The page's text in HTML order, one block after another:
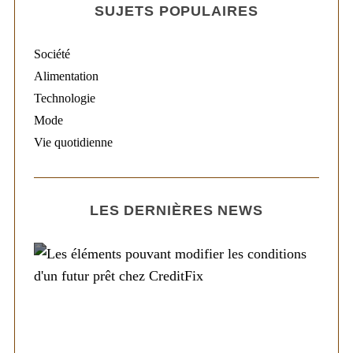
SUJETS POPULAIRES
Société
Alimentation
Technologie
Mode
Vie quotidienne
LES DERNIÈRES NEWS